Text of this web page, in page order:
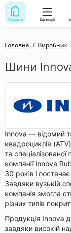
Головна Категорії
Головна Виробник
Шини
Innova — відомий
квадроциклів
та
компанії Innova
30 років і
Завдяки вузькій
компанія змогла
різних типів
Продукція Innova
завдяки високій